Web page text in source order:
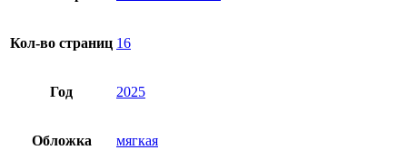
Кол-во страниц 16
Год 2025
Обложка мягкая